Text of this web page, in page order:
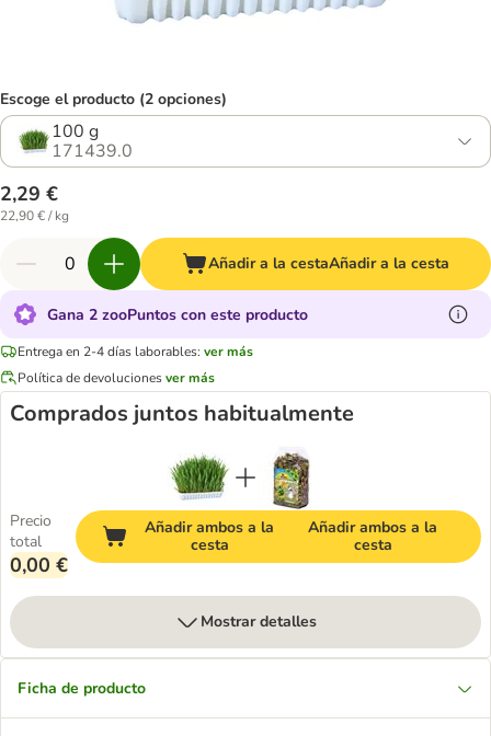
Escoge el producto (2 opciones)
100 g
171439.0
2,29 €
22,90 € / kg
Añadir a la cestaAñadir a la cesta
Gana 2 zooPuntos con este producto
Entrega en 2-4 días laborables: ver más
Política de devolucionesver más
Comprados juntos habitualmente
Precio
total
0,00 €
Añadir ambos a la
cesta
Añadir ambos a la
cesta
Mostrar detalles
Ficha de producto